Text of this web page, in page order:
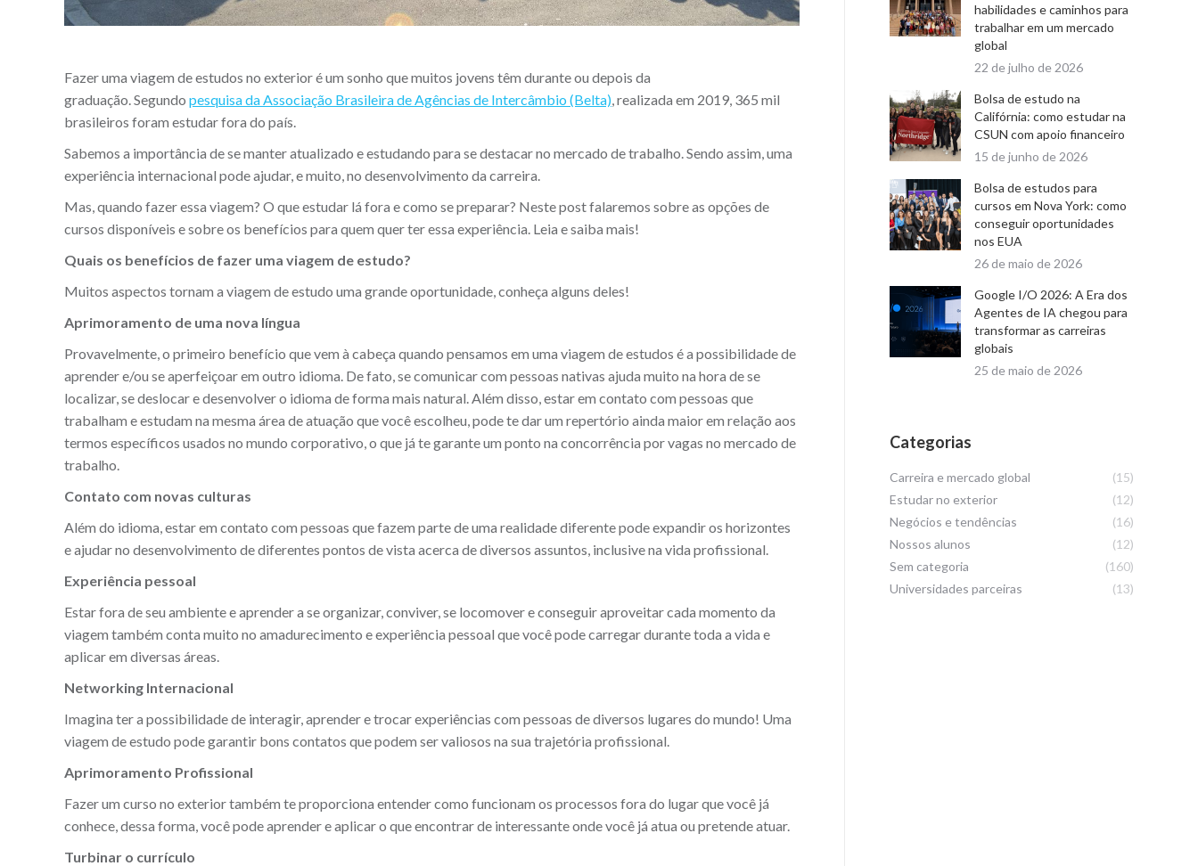
Fazer uma viagem de estudos no exterior é um sonho que muitos jovens têm durante ou depois da
graduação. Segundo pesquisa da Associação Brasileira de Agências de Intercâmbio (Belta) , realizada em 2019, 365 mil
brasileiros foram estudar fora do país.
Sabemos a importância de se manter atualizado e estudando para se destacar no mercado de trabalho. Sendo assim, uma
experiência internacional pode ajudar, e muito, no desenvolvimento da carreira.
Mas, quando fazer essa viagem? O que estudar lá fora e como se preparar? Neste post falaremos sobre as opções de
cursos disponíveis e sobre os benefícios para quem quer ter essa experiência. Leia e saiba mais!
Quais os benefícios de fazer uma viagem de estudo?
Muitos aspectos tornam a viagem de estudo uma grande oportunidade, conheça alguns deles!
Aprimoramento de uma nova língua
Provavelmente, o primeiro benefício que vem à cabeça quando pensamos em uma viagem de estudos é a possibilidade de
aprender e/ou se aperfeiçoar em outro idioma. De fato, se comunicar com pessoas nativas ajuda muito na hora de se
localizar, se deslocar e desenvolver o idioma de forma mais natural. Além disso, estar em contato com pessoas que
trabalham e estudam na mesma área de atuação que você escolheu, pode te dar um repertório ainda maior em relação aos
termos específicos usados no mundo corporativo, o que já te garante um ponto na concorrência por vagas no mercado de
trabalho.
Contato com novas culturas
Além do idioma, estar em contato com pessoas que fazem parte de uma realidade diferente pode expandir os horizontes
e ajudar no desenvolvimento de diferentes pontos de vista acerca de diversos assuntos, inclusive na vida profissional.
Experiência pessoal
Estar fora de seu ambiente e aprender a se organizar, conviver, se locomover e conseguir aproveitar cada momento da
viagem também conta muito no amadurecimento e experiência pessoal que você pode carregar durante toda a vida e
aplicar em diversas áreas.
Networking Internacional
Imagina ter a possibilidade de interagir, aprender e trocar experiências com pessoas de diversos lugares do mundo! Uma
viagem de estudo pode garantir bons contatos que podem ser valiosos na sua trajetória profissional.
Aprimoramento Profissional
Fazer um curso no exterior também te proporciona entender como funcionam os processos fora do lugar que você já
conhece, dessa forma, você pode aprender e aplicar o que encontrar de interessante onde você já atua ou pretende atuar.
Turbinar o currículo
habilidades e caminhos para
trabalhar em um mercado
global
22 de julho de 2026
Bolsa de estudo na
Califórnia: como estudar na
CSUN com apoio financeiro
15 de junho de 2026
Bolsa de estudos para
cursos em Nova York: como
conseguir oportunidades
nos EUA
26 de maio de 2026
Google I/O 2026: A Era dos
Agentes de IA chegou para
transformar as carreiras
globais
25 de maio de 2026
Categorias
Carreira e mercado global
(15)
Estudar no exterior
(12)
Negócios e tendências
(16)
Nossos alunos
(12)
Sem categoria
(160)
Universidades parceiras
(13)